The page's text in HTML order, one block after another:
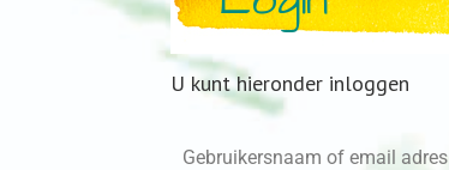
U kunt hieronder inloggen
Gebruikersnaam of email adres